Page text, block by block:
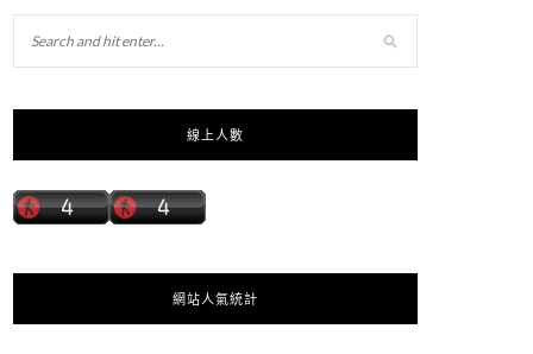
線上人數
網站人氣統計